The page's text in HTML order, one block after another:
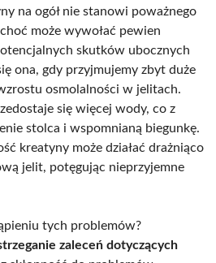
na ogół nie stanowi poważnego
może wywołać pewien
skutków ubocznych
ona, gdy przyjmujemy zbyt duże
osmolalności w jelitach.
się więcej wody, co z
stolca i wspomnianą biegunkę.
kreatyny może działać drażniąco
jelit, potęgując nieprzyjemne
tych problemów?
zaleceń dotyczących